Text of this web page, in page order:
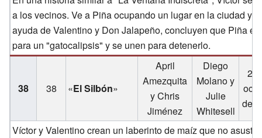
a los vecinos. Ve a Piña ocupando un lugar en la ciudad y
ayuda de Valentino y Don Jalapeño, concluyen que Piña
para un "gatocalipsis" y se unen para detenerlo.
38 38 «El Silbón»
April
Amezquita
y Chris
Jiménez
Diego
Molano y
Julie
Whitesell
26
de
Víctor y Valentino crean un laberinto de maíz que no